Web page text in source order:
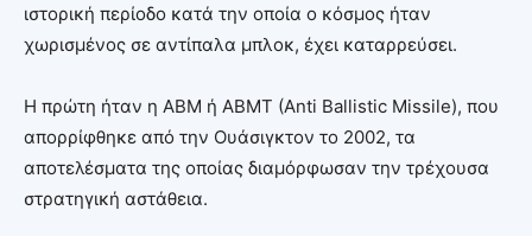
ιστορική περίοδο κατά την οποία ο κόσμος ήταν
χωρισμένος σε αντίπαλα μπλοκ, έχει καταρρεύσει.
Η πρώτη ήταν η ABM ή ABMT (Anti Ballistic Missile), που
απορρίφθηκε από την Ουάσιγκτον το 2002, τα
αποτελέσματα της οποίας διαμόρφωσαν την τρέχουσα
στρατηγική αστάθεια.